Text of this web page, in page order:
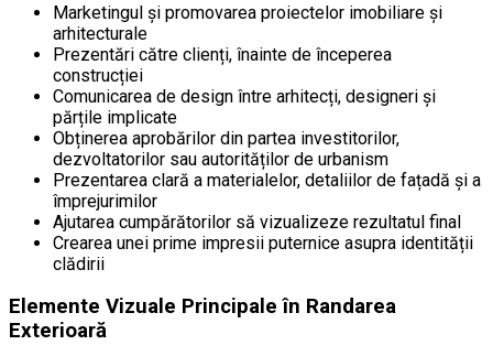
Marketingul și promovarea proiectelor imobiliare și
arhitecturale
Prezentări către clienți, înainte de începerea
construcției
Comunicarea de design între arhitecți, designeri și
părțile implicate
Obținerea aprobărilor din partea investitorilor,
dezvoltatorilor sau autorităților de urbanism
Prezentarea clară a materialelor, detaliilor de fațadă și a
împrejurimilor
Ajutarea cumpărătorilor să vizualizeze rezultatul final
Crearea unei prime impresii puternice asupra identității
clădirii
Elemente Vizuale Principale în Randarea
Exterioară